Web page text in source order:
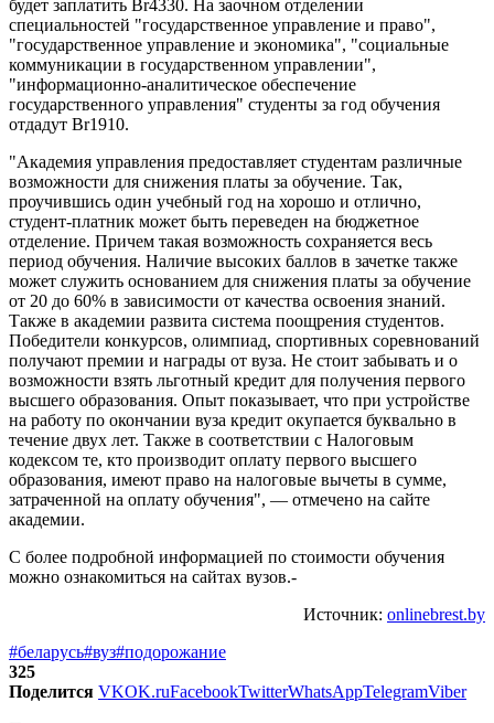
будет заплатить Br4330. На заочном отделении
специальностей "государственное управление и право",
"государственное управление и экономика", "социальные
коммуникации в государственном управлении",
"информационно-аналитическое обеспечение
государственного управления" студенты за год обучения
отдадут Br1910.
"Академия управления предоставляет студентам различные
возможности для снижения платы за обучение. Так,
проучившись один учебный год на хорошо и отлично,
студент-платник может быть переведен на бюджетное
отделение. Причем такая возможность сохраняется весь
период обучения. Наличие высоких баллов в зачетке также
может служить основанием для снижения платы за обучение
от 20 до 60% в зависимости от качества освоения знаний.
Также в академии развита система поощрения студентов.
Победители конкурсов, олимпиад, спортивных соревнований
получают премии и награды от вуза. Не стоит забывать и о
возможности взять льготный кредит для получения первого
высшего образования. Опыт показывает, что при устройстве
на работу по окончании вуза кредит окупается буквально в
течение двух лет. Также в соответствии с Налоговым
кодексом те, кто производит оплату первого высшего
образования, имеют право на налоговые вычеты в сумме,
затраченной на оплату обучения", — отмечено на сайте
академии.
С более подробной информацией по стоимости обучения
можно ознакомиться на сайтах вузов.-
Источник: onlinebrest.by
#беларусь#вуз#подорожание
325
Поделится VKOK.ruFacebookTwitterWhatsAppTelegramViber